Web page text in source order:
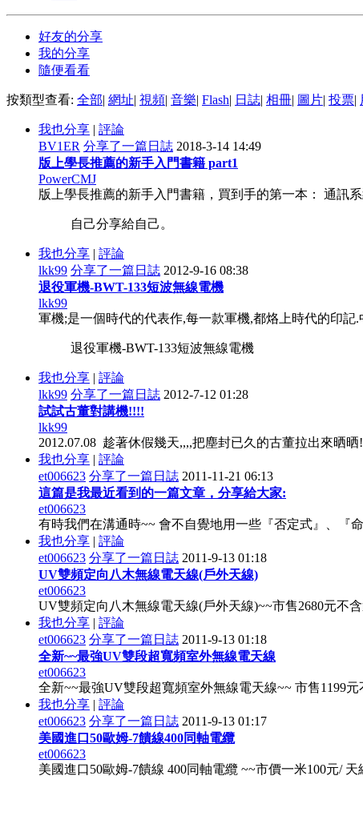
好友的分享
我的分享
隨便看看
按類型查看: 全部| 網址| 視頻| 音樂| Flash| 日誌| 相冊| 圖片| 投票|
我也分享 | 評論
BV1ER 分享了一篇日誌 2018-3-14 14:49
版上學長推薦的新手入門書籍 part1
PowerCMJ
版上學長推薦的新手入門書籍，買到手的第一本： 通訊
自己分享給自己。
我也分享 | 評論
lkk99 分享了一篇日誌 2012-9-16 08:38
退役軍機-BWT-133短波無線電機
lkk99
軍機;是一個時代的代表作,每一款軍機,都烙上時代的印
退役軍機-BWT-133短波無線電機
我也分享 | 評論
lkk99 分享了一篇日誌 2012-7-12 01:28
試試古董對講機!!!!
lkk99
2012.07.08 趁著休假幾天,,,,把塵封已久的古董拉出來
我也分享 | 評論
et006623 分享了一篇日誌 2011-11-21 06:13
這篇是我最近看到的一篇文章，分享給大家:
et006623
有時我們在溝通時~~ 會不自覺地用一些『否定式』、『
我也分享 | 評論
et006623 分享了一篇日誌 2011-9-13 01:18
UV雙頻定向八木無線電天線(戶外天線)
et006623
UV雙頻定向八木無線電天線(戶外天線)~~市售2680元不
我也分享 | 評論
et006623 分享了一篇日誌 2011-9-13 01:18
全新~~最強UV雙段超寬頻室外無線電天線
et006623
全新~~最強UV雙段超寬頻室外無線電天線~~ 市售1199
我也分享 | 評論
et006623 分享了一篇日誌 2011-9-13 01:17
美國進口50歐姆-7饋線400同軸電纜
et006623
美國進口50歐姆-7饋線 400同軸電纜 ~~市價一米100元/